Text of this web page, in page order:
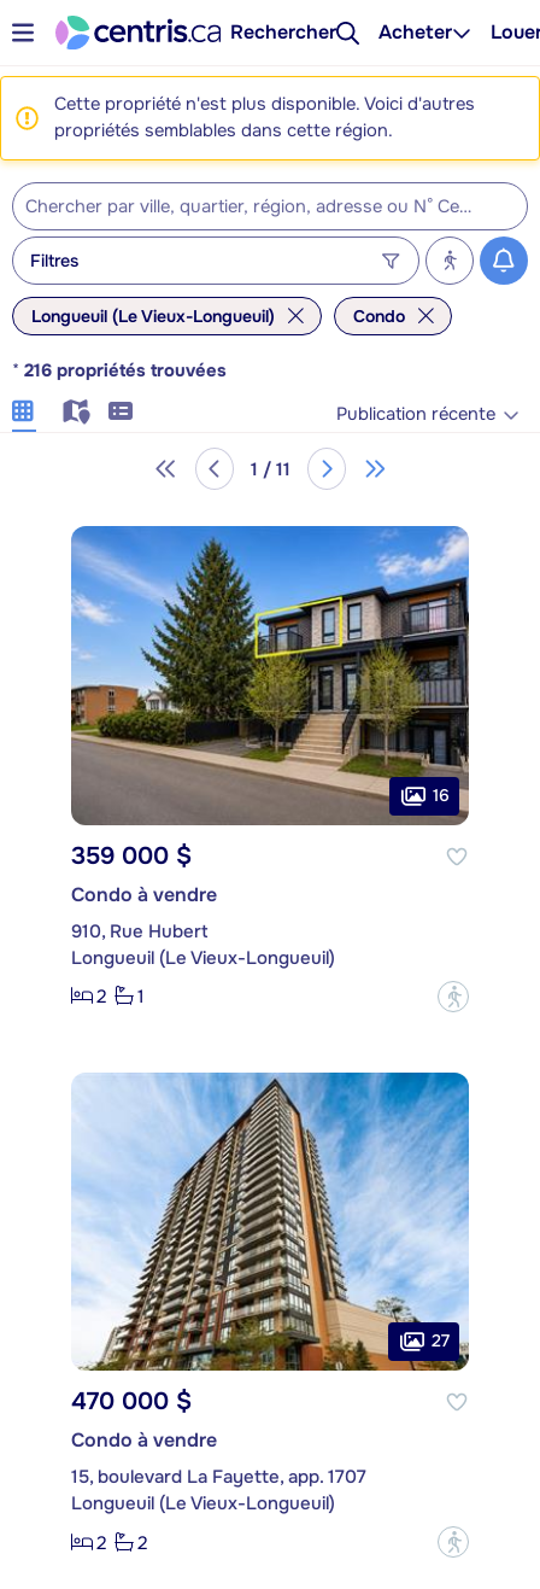
Rechercher Acheter
Cette propriété n'est plus disponible. Voici d'autres
propriétés semblables dans cette région.
Filtres
Longueuil (Le Vieux-Longueuil) Condo
* 216 propriétés trouvées
Publication récente
1 / 11
16
359 000 $
Condo à vendre
910, Rue Hubert
Longueuil (Le Vieux-Longueuil)
2
1 ?
27
470 000 $
Condo à vendre
15, boulevard La Fayette, app. 1707
Longueuil (Le Vieux-Longueuil)
2
2 ?